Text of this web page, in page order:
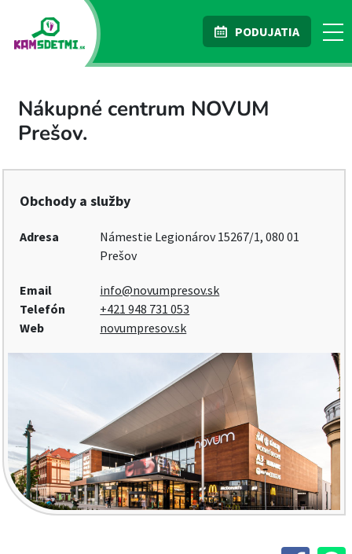
PODUJATIA
Nákupné centrum NOVUM
Prešov.
Obchody a služby
Adresa
Námestie Legionárov 15267/1, 080 01
Prešov
Email
info@novumpresov.sk
Telefón
+421 948 731 053
Web
novumpresov.sk